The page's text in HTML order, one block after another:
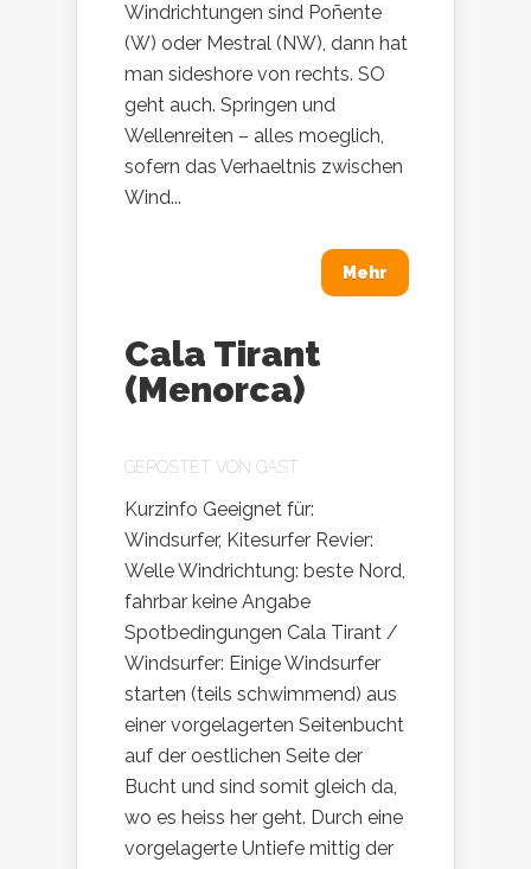
Windrichtungen sind Poñente
(W) oder Mestral (NW), dann hat
man sideshore von rechts. SO
geht auch. Springen und
Wellenreiten – alles moeglich,
sofern das Verhaeltnis zwischen
Wind...
Mehr
Cala Tirant
(Menorca)
GEPOSTET VON GAST
Kurzinfo Geeignet für:
Windsurfer, Kitesurfer Revier:
Welle Windrichtung: beste Nord,
fahrbar keine Angabe
Spotbedingungen Cala Tirant /
Windsurfer: Einige Windsurfer
starten (teils schwimmend) aus
einer vorgelagerten Seitenbucht
auf der oestlichen Seite der
Bucht und sind somit gleich da,
wo es heiss her geht. Durch eine
vorgelagerte Untiefe mittig der